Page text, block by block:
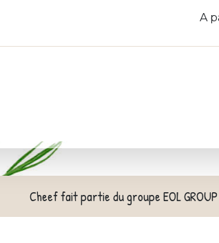
A
Cheef fait partie du groupe EOL